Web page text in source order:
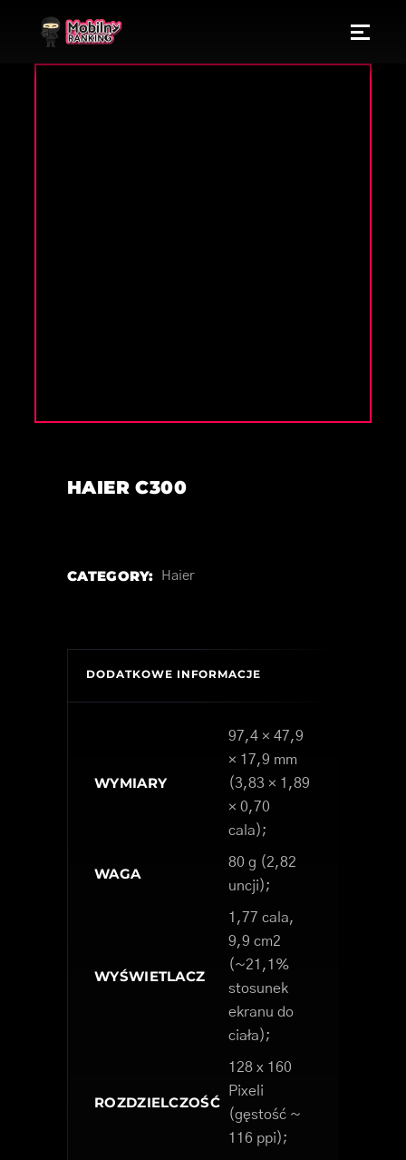
HAIER C300
CATEGORY: Haier
DODATKOWE INFORMACJE
WYMIARY
97,4 × 47,9
× 17,9 mm
(3,83 × 1,89
× 0,70
cala);
WAGA
80 g (2,82
uncji);
WYŚWIETLACZ
1,77 cala,
9,9 cm2
(~21,1%
stosunek
ekranu do
ciała);
ROZDZIELCZOŚĆ
128 x 160
Pixeli
(gęstość ~
116 ppi);